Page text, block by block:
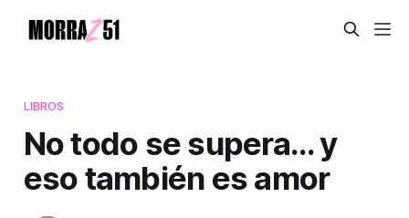
LIBROS
No todo se supera… y
eso también es amor